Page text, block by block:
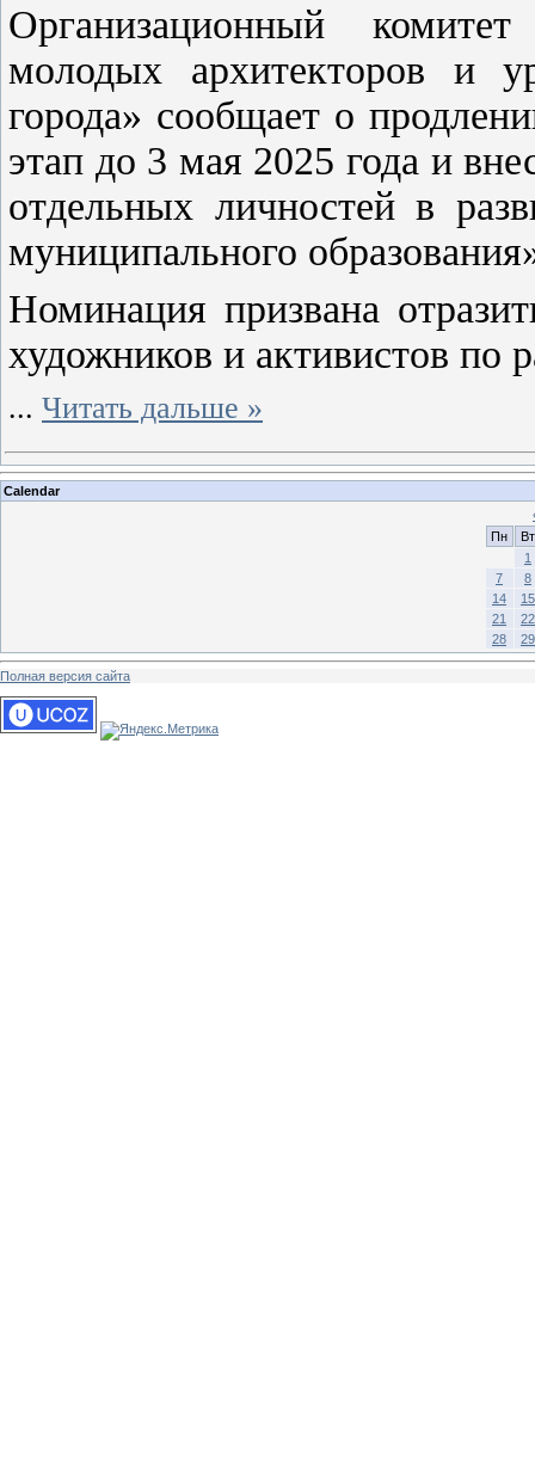
Организационный
молодых архитекторов и
города» сообщает о
этап до 3 мая 2025 года и
отдельных личностей в
муниципального
Номинация призвана
художников и активистов по
... Читать дальше »
Calendar
Пн
Вт
1
7
8
14
15
21
22
28
29
Полная версия сайта